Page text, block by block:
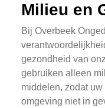
Milieu en
Bij Overbeek
gezondheid van
gebruiken alleen
middelen, zodat
omgeving niet in